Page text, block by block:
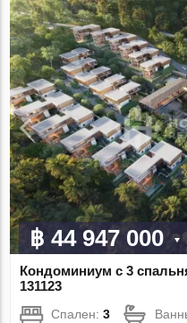
฿ 44 947 000
Кондоминиум с 3
131123
Спален:3